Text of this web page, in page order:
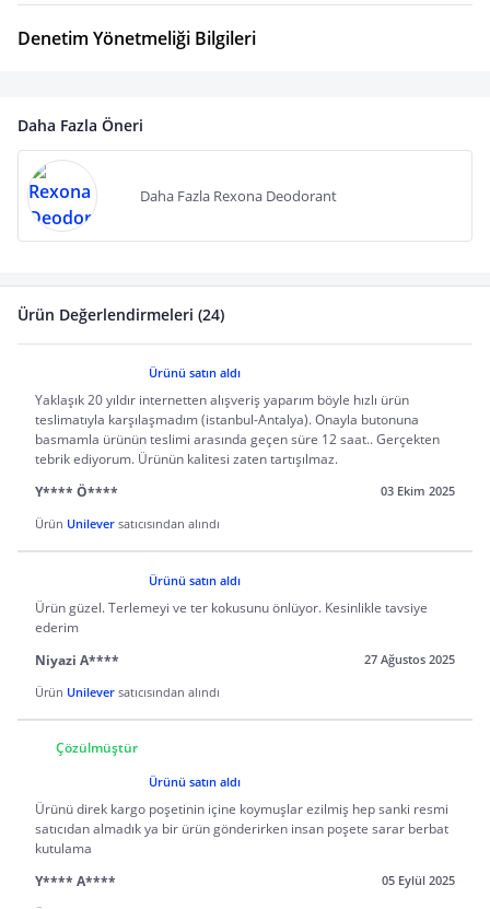
Denetim Yönetmeliği Bilgileri
Daha Fazla Öneri
Daha Fazla Rexona Deodorant
Ürün Değerlendirmeleri (24)
Ürünü satın aldı
Yaklaşık 20 yıldır internetten alışveriş yaparım böyle hızlı ürün
teslimatıyla karşılaşmadım (istanbul-Antalya). Onayla butonuna
basmamla ürünün teslimi arasında geçen süre 12 saat.. Gerçekten
tebrik ediyorum. Ürünün kalitesi zaten tartışılmaz.
Y**** Ö****
03 Ekim 2025
Ürün Unilever satıcısından alındı
Ürünü satın aldı
Ürün güzel. Terlemeyi ve ter kokusunu önlüyor. Kesinlikle tavsiye
ederim
Niyazi A****
27 Ağustos 2025
Ürün Unilever satıcısından alındı
Çözülmüştür
Ürünü satın aldı
Ürünü direk kargo poşetinin içine koymuşlar ezilmiş hep sanki resmi
satıcıdan almadık ya bir ürün gönderirken insan poşete sarar berbat
kutulama
Y**** A****
05 Eylül 2025